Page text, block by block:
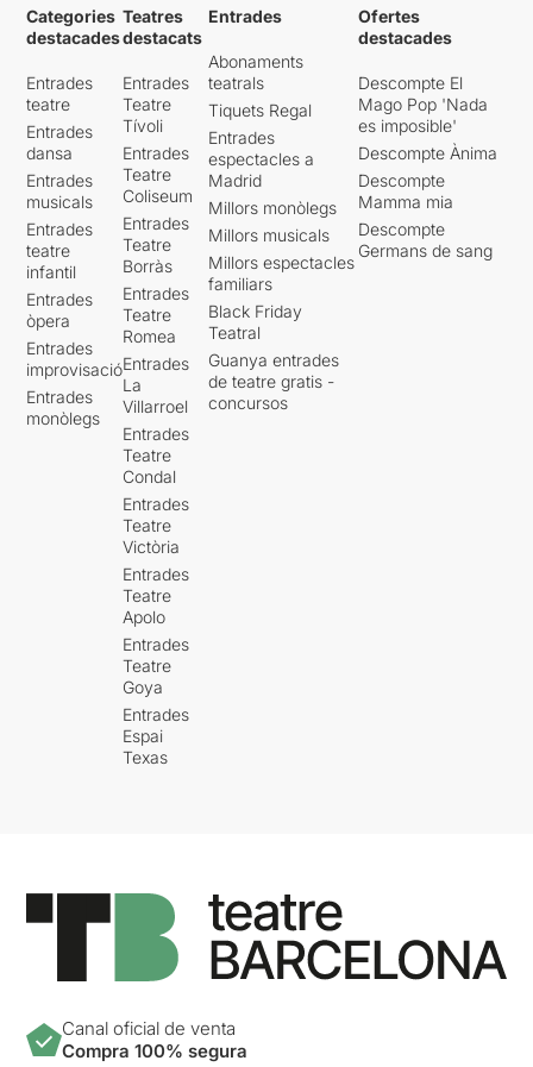
Categories
destacades
Entrades
teatre
Entrades
dansa
Entrades
musicals
Entrades
teatre
infantil
Entrades
òpera
Entrades
improvisació
Entrades
monòlegs
Teatres
destacats
Entrades
Teatre
Tívoli
Entrades
Teatre
Coliseum
Entrades
Teatre
Borràs
Entrades
Teatre
Romea
Entrades
La
Villarroel
Entrades
Teatre
Condal
Entrades
Teatre
Victòria
Entrades
Teatre
Apolo
Entrades
Teatre
Goya
Entrades
Espai
Texas
Entrades
Abonaments
teatrals
Tiquets Regal
Entrades
espectacles a
Madrid
Millors monòlegs
Millors musicals
Millors espectacles
familiars
Black Friday
Teatral
Guanya entrades
de teatre gratis -
concursos
Ofertes
destacades
Descompte El
Mago Pop 'Nada
es imposible'
Descompte Ànima
Descompte
Mamma mia
Descompte
Germans de sang
Canal oficial de venta
Compra 100% segura